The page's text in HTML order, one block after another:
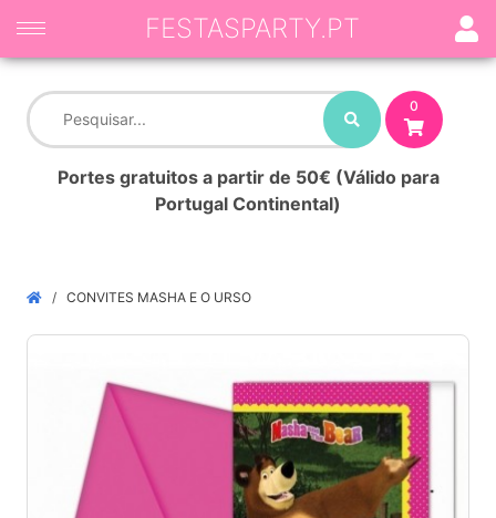
0
Portes gratuitos a partir de 50€ (Válido para
Portugal Continental)
FESTASPARTY.PT
CONVITES MASHA E O URSO